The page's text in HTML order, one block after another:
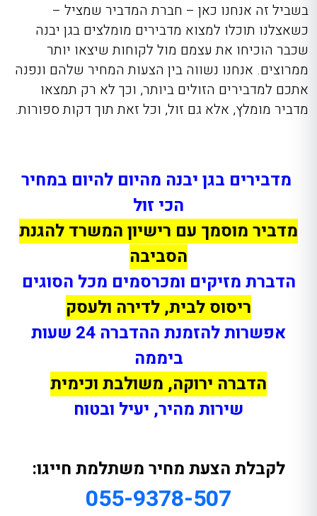
בשביל זה אנחנו כאן – חברת המדביר שמציל –
כשאצלנו תוכלו למצוא מדבירים מומלצים בגן יבנה
שכבר הוכיחו את עצמם מול לקוחות שיצאו יותר
ממרוצים. אנחנו נשווה בין הצעות המחיר שלהם ונפנה
אתכם למדבירים הזולים ביותר, וכך לא רק תמצאו
מדביר מומלץ, אלא גם זול, וכל זאת תוך דקות ספורות.
מדבירים בגן יבנה מהיום להיום במחיר
הכי זול
מדביר מוסמך עם רישיון המשרד להגנת
הסביבה
הדברת מזיקים ומכרסמים מכל הסוגים
ריסוס לבית, לדירה ולעסק
אפשרות להזמנת ההדברה 24 שעות
ביממה
הדברה ירוקה, משולבת וכימית
שירות מהיר, יעיל ובטוח
לקבלת הצעת מחיר משתלמת חייגו:
055-9378-507